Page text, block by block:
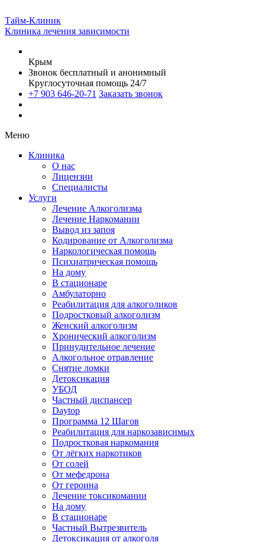
Тайм-Клиник
Клиника лечения зависимости
Крым
Звонок бесплатный и анонимный
Круглосуточная помощь 24/7
+7 903 646-20-71 Заказать звонок
Меню
Клиника
О нас
Лицензии
Специалисты
Услуги
Лечение Алкоголизма
Лечение Наркомании
Вывод из запоя
Кодирование от Алкоголизма
Наркологическая помощь
Психиатрическая помощь
На дому
В стационаре
Амбулаторно
Реабилитация для алкоголиков
Подростковый алкоголизм
Женский алкоголизм
Хронический алкоголизм
Принудительное лечение
Алкогольное отравление
Снятие ломки
Детоксикация
УБОД
Частный диспансер
Daytop
Программа 12 Шагов
Реабилитация для наркозависимых
Подростковая наркомания
От лёгких наркотиков
От солей
От мефедрона
От героина
Лечение токсикомании
На дому
В стационаре
Частный Вытрезвитель
Детоксикация от алкоголя